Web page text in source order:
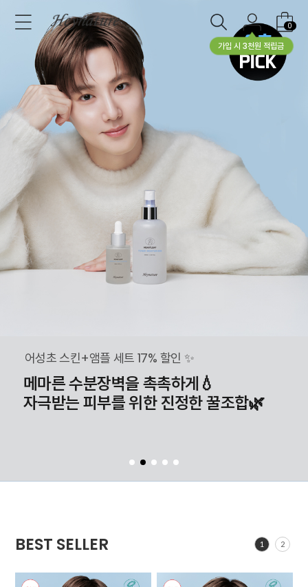
가입 시 3천원 적립금
0
어성초 스킨+앰플 세트 17% 할인 ✨
메마른 수분장벽을 촉촉하게💧
자극받는 피부를 위한 진정한 꿀조합🌿
BEST SELLER 1 2